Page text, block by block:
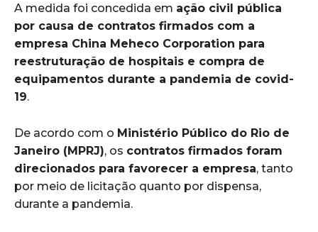
A medida foi concedida em ação civil pública
por causa de contratos firmados com a
empresa China Meheco Corporation para
reestruturação de hospitais e compra de
equipamentos durante a pandemia de covid-
19.
De acordo com o Ministério Público do Rio de
Janeiro (MPRJ), os contratos firmados foram
direcionados para favorecer a empresa, tanto
por meio de licitação quanto por dispensa,
durante a pandemia.